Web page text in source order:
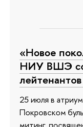
«Новое
НИУ ВШЭ
25 июля в
Покровском
митинг,